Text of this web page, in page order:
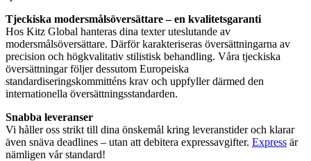
Tjeckiska modersmålsöversättare – en kvalitetsgaranti
Hos Kitz Global hanteras dina texter uteslutande av
modersmålsöversättare. Därför karakteriseras översättningarna av
precision och högkvalitativ stilistisk behandling. Våra tjeckiska
översättningar följer dessutom Europeiska
standardiseringskommitténs krav och uppfyller därmed den
internationella översättningsstandarden.
Snabba leveranser
Vi håller oss strikt till dina önskemål kring leveranstider och klarar
även snäva deadlines – utan att debitera expressavgifter. Express är
nämligen vår standard!